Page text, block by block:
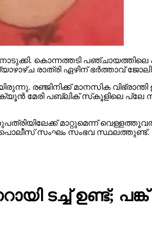
കൊന്നത്തടി പഞ്ചായത്തിലെ
രാത്രി ഏഴിന് ഭര്‍ത്താവ്
രഞ്ജിനിക്ക് മാനസിക
മേരി പബ്ലിക് സ്‌കൂളിലെ പ്ലേ
മാറ്റുമെന്ന്
സംഘം സംഭവ സ്ഥലത്തുണ്ട്.
ടച്ച് ഉണ്ട്;